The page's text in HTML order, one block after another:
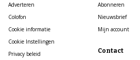
Adverteren
Colofon
Cookie informatie
Cookie Instellingen
Privacy beleid
Abonneren
Nieuwsbrief
Mijn account
Contact